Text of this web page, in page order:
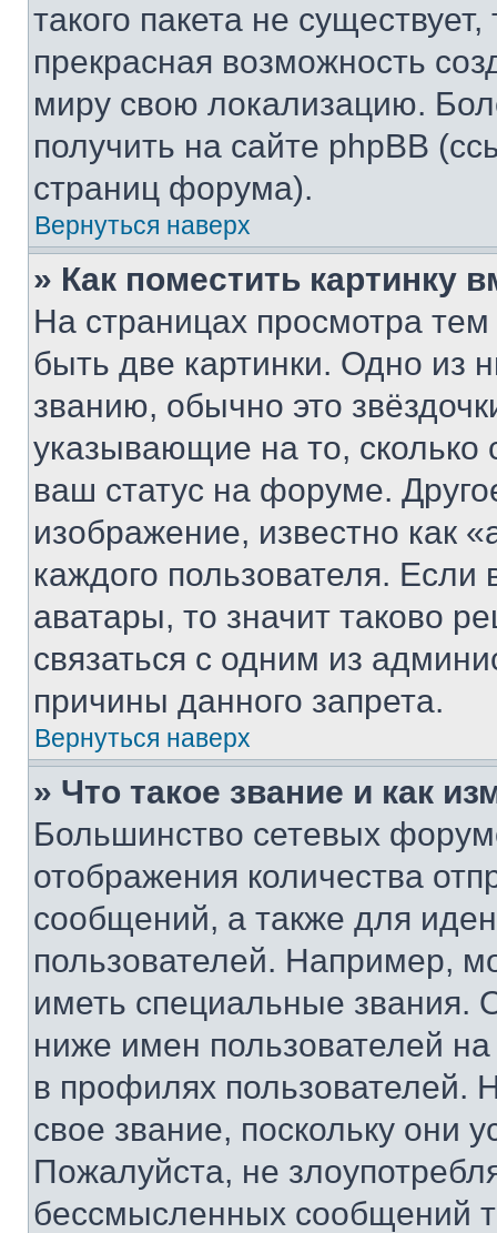
такого пакета не
прекрасная возможность
миру свою локализацию.
получить на сайте phpBB
страниц форума).
Вернуться наверх
» Как поместить картинку
На страницах просмотра
быть две картинки. Одно из
званию, обычно это
указывающие на то,
ваш статус на форуме.
изображение, известно как
каждого пользователя.
аватары, то значит таково
связаться с одним из
причины данного запрета.
Вернуться наверх
» Что такое звание и как
Большинство сетевых
отображения количества
сообщений, а также для
пользователей. Например,
иметь специальные звания.
ниже имен пользователей
в профилях
свое звание, поскольку они
Пожалуйста, не
бессмысленных сообщений